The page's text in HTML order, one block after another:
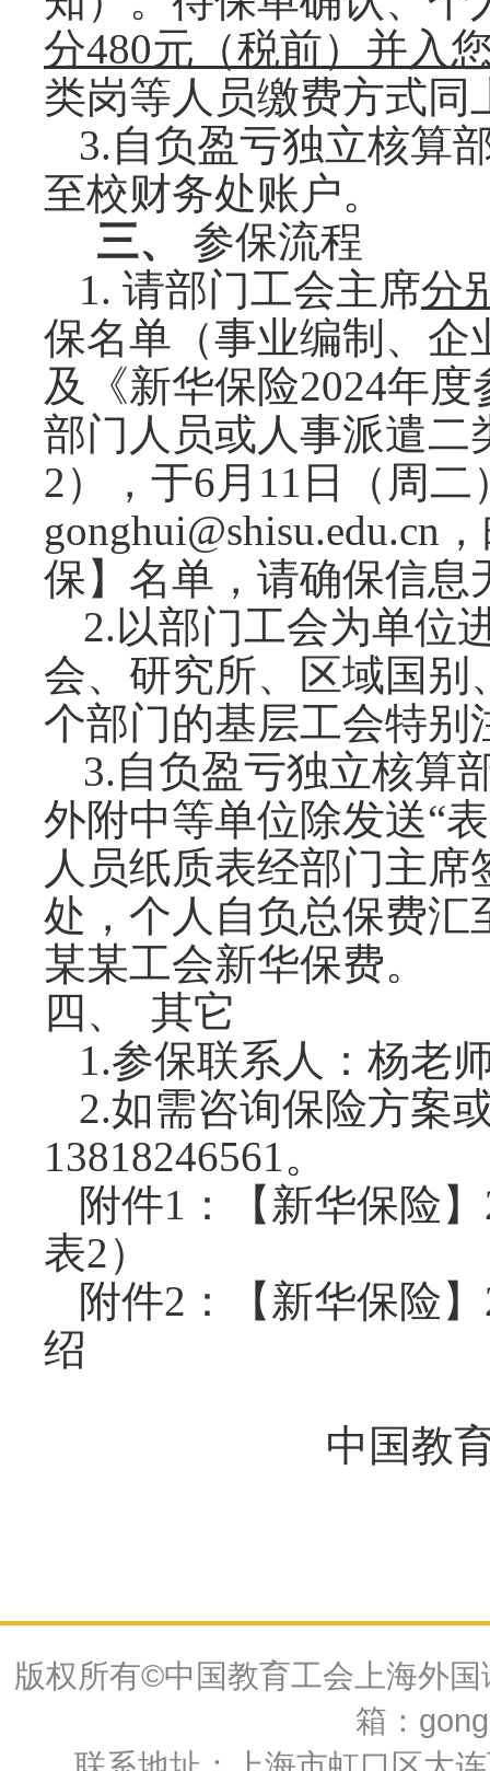
分480元（税前）并入
类岗等人员缴费方式同
3.自负盈亏独立核算
至校财务处账户。
三、 参保流程
1. 请部门工会主席分
保名单（事业编制、企
及
《新华保险2024年
部门人员或人事派遣二
2）， 于6月11日（周二
gonghui@shisu.edu.cn，
保】名单 ， 请确保信息
2.以部门工会为单位
会、研究所、区域国别
个部门的基层工会特别
3.自负盈亏独立核算
外附中等单位除发送“
人员纸质表经部门主席
处， 个人自负总保费汇
某某工会新华保费。
四、
其它
1.参保联系人：杨老
2.如需咨询保险方案
13818246561。
附件1：【新华保险
表2）
附件2：【新华保险
绍
中国教
版权所有©中国教育工会上海外
箱：